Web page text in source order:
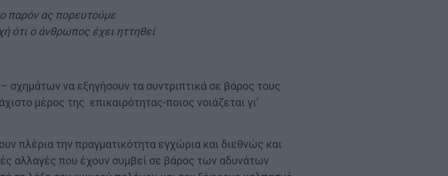
παρόν ας πορευτούμε
ότι ο άνθρωπος έχει ηττηθεί
να εξηγήσουν τα συντριπτικά σε βάρος τους
μέρος της επικαιρότητας-ποιος νοιάζεται γι’
πλέρια την πραγματικότητα εγχώρια και διεθνώς και
αλλαγές που έχουν συμβεί σε βάρος των αδυνάτων